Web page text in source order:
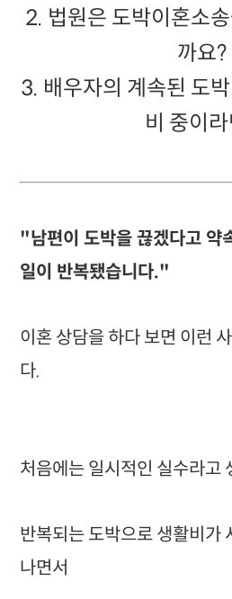
2. 법원은 도박이혼소
까요?
3. 배우자의 계속된 도
비 중이
"남편이 도박을 끊겠다고 약
일이 반복됐습니다."
이혼 상담을 하다 보면 이런
다.
처음에는 일시적인 실수라고
반복되는 도박으로 생활비가
나면서